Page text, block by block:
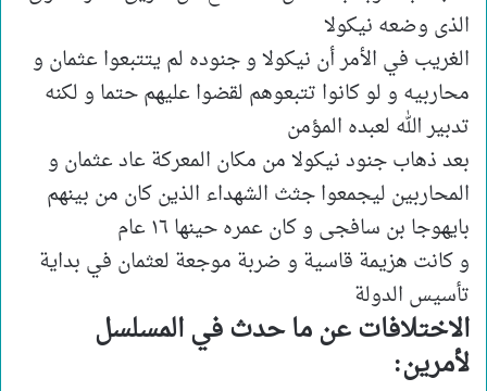
الذى وضعه نيكولا
الغريب في الأمر أن نيكولا و جنوده لم يتتبعوا عثمان و
محاربيه و لو كانوا تتبعوهم لقضوا عليهم حتما و لكنه
تدبير الله لعبده المؤمن
بعد ذهاب جنود نيكولا من مكان المعركة عاد عثمان و
المحاربين ليجمعوا جثث الشهداء الذين كان من بينهم
بايهوجا بن سافجى و كان عمره حينها ١٦ عام
و كانت هزيمة قاسية و ضربة موجعة لعثمان في بداية
تأسيس الدولة
الاختلافات عن ما حدث في المسلسل
لأمرين: